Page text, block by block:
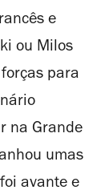
e
ou Milos
para
na Grande
umas
avante e